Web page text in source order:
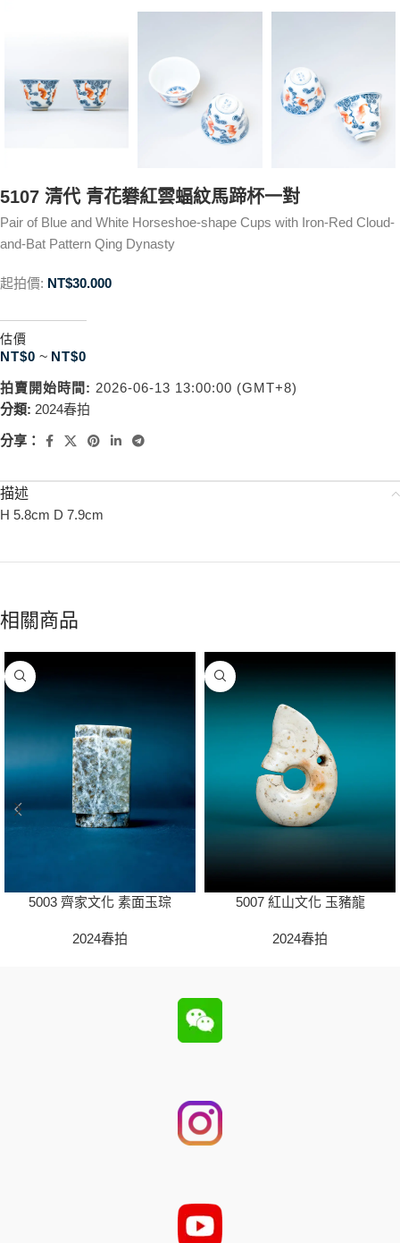
5107 清代 青花礬紅雲蝠紋馬蹄杯一對
Pair of Blue and White Horseshoe-shape Cups with Iron-Red Cloud-
and-Bat Pattern Qing Dynasty
起拍價: NT$30.000
估價
NT$0 ~ NT$0
拍賣開始時間: 2026-06-13 13:00:00 (GMT+8)
分類: 2024春拍
分享：
描述
H 5.8cm D 7.9cm
相關商品
5003 齊家文化 素面玉琮
2024春拍
5007 紅山文化 玉豬龍
2024春拍